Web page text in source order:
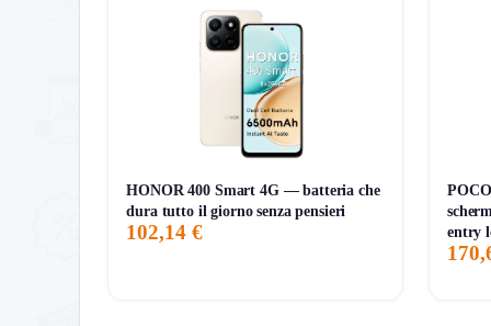
memoria generosa e connettività completa.
HONOR 400 Smart 4G — batteria che
dura tutto il giorno senza pensieri
102,14 €
entry